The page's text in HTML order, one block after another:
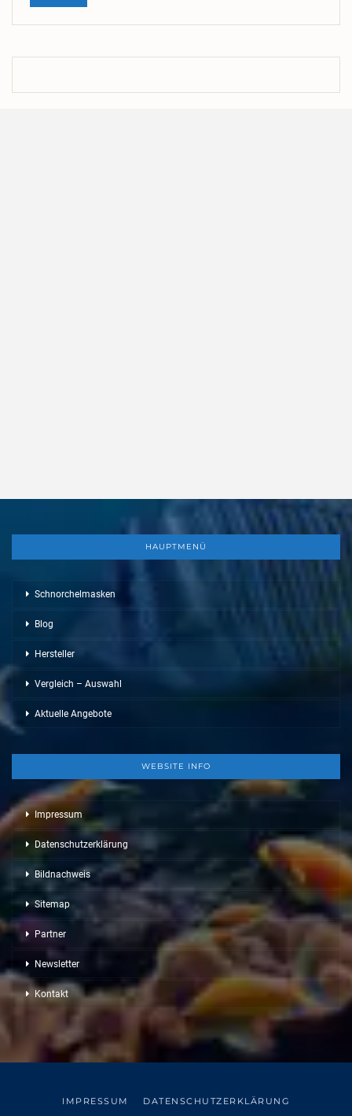
HAUPTMENÜ
Schnorchelmasken
Blog
Hersteller
Vergleich – Auswahl
Aktuelle Angebote
WEBSITE INFO
Impressum
Datenschutzerklärung
Bildnachweis
Sitemap
Partner
Newsletter
Kontakt
IMPRESSUM DATENSCHUTZERKLÄRUNG